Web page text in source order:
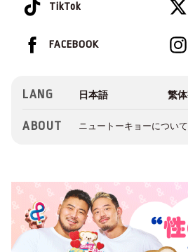
TikTok
FACEBOOK
LANG
ABOUT ニュートーキョーについて